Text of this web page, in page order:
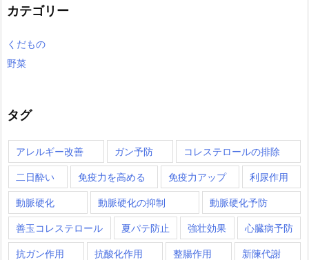
カテゴリー
くだもの
野菜
タグ
アレルギー改善 ガン予防 コレステロールの排除
二日酔い 免疫力を高める 免疫力アップ 利尿作用
動脈硬化 動脈硬化の抑制 動脈硬化予防
善玉コレステロール 夏パテ防止 強壮効果 心臓病予防
抗ガン作用 抗酸化作用 整腸作用 新陳代謝